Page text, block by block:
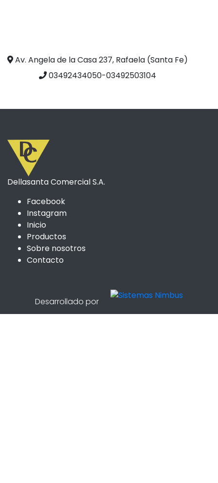
Av. Angela de la Casa 237, Rafaela (Santa Fe)
03492434050-03492503104
Dellasanta Comercial S.A.
Facebook
Instagram
Inicio
Productos
Sobre nosotros
Contacto
Desarrollado por